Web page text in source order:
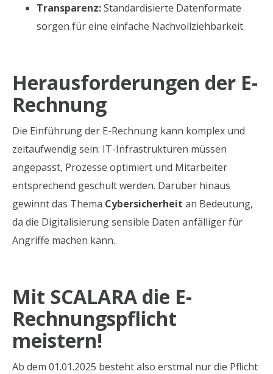
Transparenz:Standardisierte Datenformate
sorgen für eine einfache Nachvollziehbarkeit.
Herausforderungen der E-
Rechnung
Die Einführung der E-Rechnung kann komplex und
zeitaufwendig sein: IT-Infrastrukturen müssen
angepasst, Prozesse optimiert und Mitarbeiter
entsprechend geschult werden. Darüber hinaus
gewinnt das Thema Cybersicherheit an Bedeutung,
da die Digitalisierung sensible Daten anfälliger für
Angriffe machen kann.
Mit SCALARA die E-
Rechnungspflicht
meistern!
Ab dem 01.01.2025 besteht also erstmal nur die Pflicht